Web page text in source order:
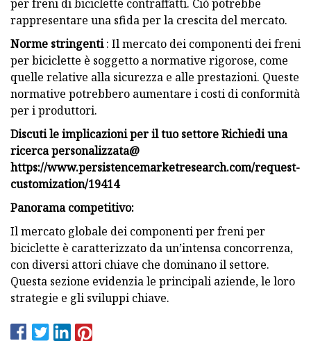
per freni di biciclette contraffatti. Ciò potrebbe
rappresentare una sfida per la crescita del mercato.
Norme stringenti: Il mercato dei componenti dei freni
per biciclette è soggetto a normative rigorose, come
quelle relative alla sicurezza e alle prestazioni. Queste
normative potrebbero aumentare i costi di conformità
per i produttori.
Discuti le implicazioni per il tuo settore Richiedi una
ricerca personalizzata@
https://www.persistencemarketresearch.com/request-
customization/19414
Panorama competitivo:
Il mercato globale dei componenti per freni per
biciclette è caratterizzato da un’intensa concorrenza,
con diversi attori chiave che dominano il settore.
Questa sezione evidenzia le principali aziende, le loro
strategie e gli sviluppi chiave.